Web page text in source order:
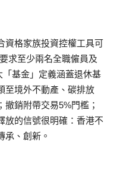
資格家族投資控權工具可
求至少兩名全職僱員及
基金」定義涵蓋退休基
至境外不動產、碳排放
銷附帶交易5%門檻；
放的信號很明確：香港不
承、創新。